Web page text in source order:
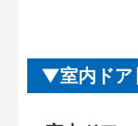
室内ドア